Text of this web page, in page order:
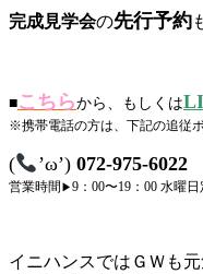
完成見学会の先行予約
■こちらから、もしくは
※携帯電話の方は、下記の追従
( ’ω’) 072-975-6022
営業時間▶︎9：00〜19：00 水曜日
イニハンスではＧＷも